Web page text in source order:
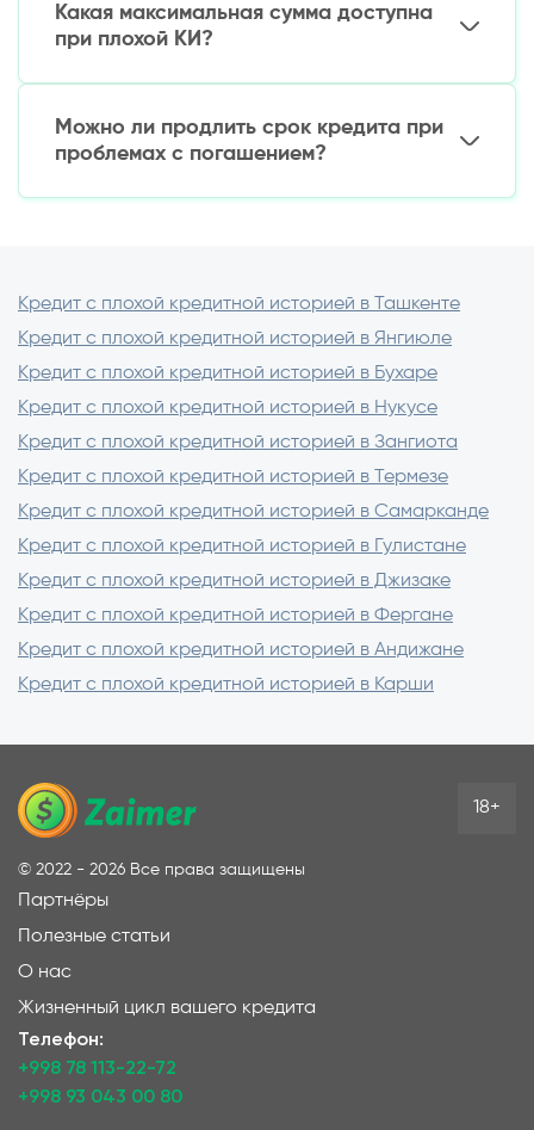
Наличие лицензии у МФО на сайте ЦБ РУз
Реальные отзывы о компании
Какая максимальная сумма доступна
при плохой КИ?
Первый займ обычно ограничен 3-5 млн сум.
постепенно увеличиваются до 50-100 млн сум.
Можно ли продлить срок кредита при
проблемах с погашением?
Да, большинство МФО предлагают
Кредит с плохой кредитной историей в Ташкенте
Кредит с плохой кредитной историей в Янгиюле
Кредит с плохой кредитной историей в Бухаре
Кредит с плохой кредитной историей в Нукусе
Кредит с плохой кредитной историей в Зангиота
Кредит с плохой кредитной историей в Термезе
Кредит с плохой кредитной историей в Самарканде
Кредит с плохой кредитной историей в Гулистане
Кредит с плохой кредитной историей в Джизаке
Кредит с плохой кредитной историей в Фергане
Кредит с плохой кредитной историей в Андижане
Кредит с плохой кредитной историей в Карши
© 2022 - 2026 Все права защищены
Партнёры
Полезные статьи
О нас
Жизненный цикл вашего кредита
Телефон:
+998 78 113-22-72
+998 93 043 00 80
18+